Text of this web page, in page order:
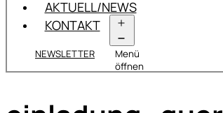
AKTUELL/NEWS
KONTAKT
Menü
öffnen
NEWSLETTER